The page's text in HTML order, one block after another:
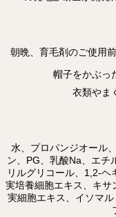
朝晩、育毛剤のご使用
帽子をかぶっ
衣類やま
水、プロパンジオール
ン、PG、乳酸Na、エチ
リルグリコール、1,2-
実培養細胞エキス、キ
実細胞エキス、イソマ